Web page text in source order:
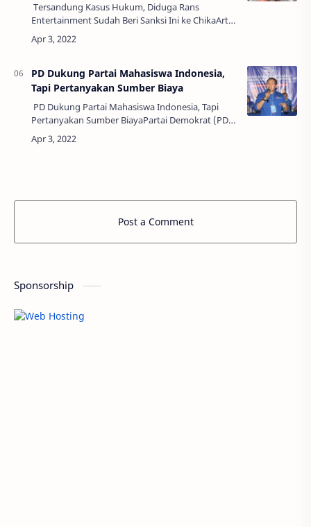
Tersandung Kasus Hukum, Diduga Rans
Entertainment Sudah Beri Sanksi Ini ke ChikaArtis
TikTok Chandrika Chika kini sedang jadi sorotan
karena berkaitan dengan penger…
PD Dukung Partai Mahasiswa Indonesia,
Tapi Pertanyakan Sumber Biaya
PD Dukung Partai Mahasiswa Indonesia, Tapi
Pertanyakan Sumber BiayaPartai Demokrat (PD)
mendukung terbentuknya Partai Mahasiswa
Indonesia. Namun mempertanyakan soal
Post a Comment
Sponsorship